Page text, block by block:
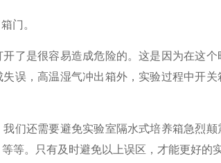
门。
是很容易造成危险的。这是因为在这个
误，高温湿气冲出箱外，实验过程中开
还需要避免实验室隔水式培养箱急烈颠
等。只有及时避免以上误区，才能更好的